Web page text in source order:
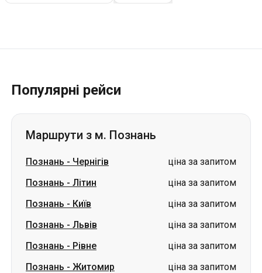
Популярні рейси
Маршрути з м. Познань
Познань - Чернігів
ціна за запитом
Познань - Літин
ціна за запитом
Познань - Київ
ціна за запитом
Познань - Львів
ціна за запитом
Познань - Рівне
ціна за запитом
Познань - Житомир
ціна за запитом